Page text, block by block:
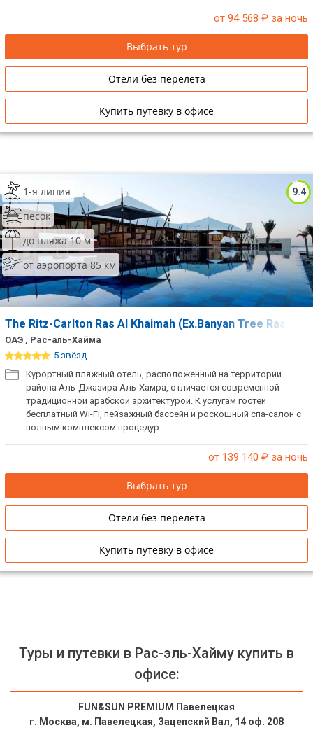
от 94 568 ₽ за ночь
Выбрать тур
Отели без перелета
Купить путевку в офисе
9.4
1-я линия
песок
до пляжа 10 м
от аэропорта 85 км
The Ritz-Carlton Ras Al Khaimah (Ex.Banyan Tree Ras Al
ОАЭ , Рас-аль-Хайма
5 звёзд
Курортный пляжный отель, расположенный на территории
района Аль-Джазира Аль-Хамра, отличается современной
традиционной арабской архитектурой. К услугам гостей
бесплатный Wi-Fi, пейзажный бассейн и роскошный спа-салон с
полным комплексом процедур.
от 139 140 ₽ за ночь
Выбрать тур
Отели без перелета
Купить путевку в офисе
Туры и путевки в Рас-эль-Хайму купить в
офисе:
FUN&SUN PREMIUM Павелецкая
г. Москва, м. Павелецкая, Зацепский Вал, 14 оф. 208